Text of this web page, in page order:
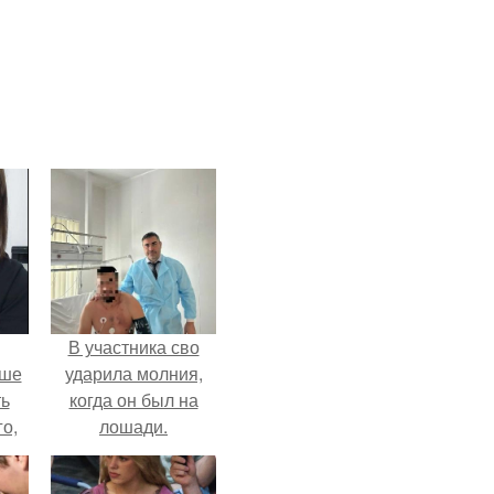
В участника сво
ударила молния,
когда он был на
лошади.